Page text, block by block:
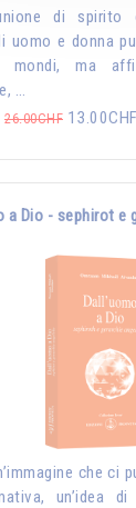
di spirito
uomo e donna
mondi, ma
…
26.00CHF 13.00CHF
a Dio - sephirot e
che ci
un’idea